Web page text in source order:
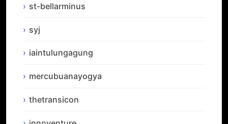
st-bellarminus
syj
iaintulungagung
mercubuanayogya
thetransicon